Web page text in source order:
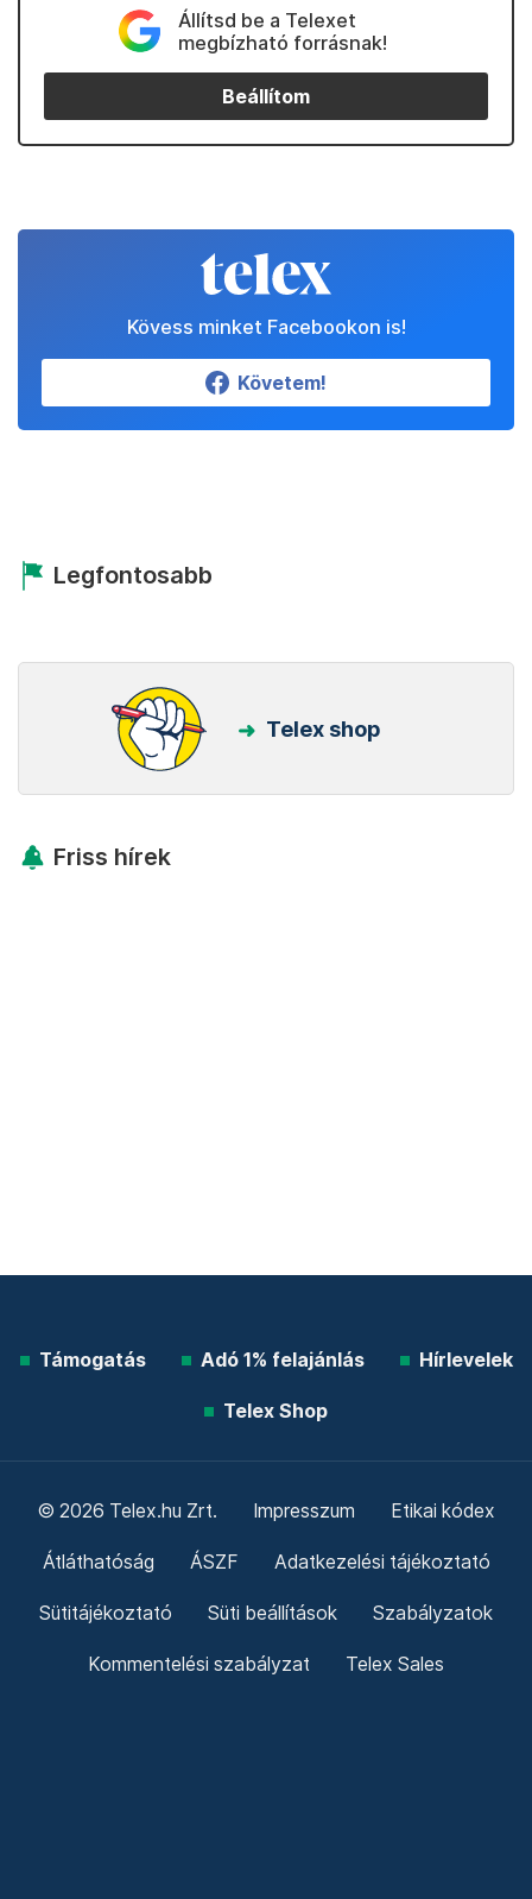
Állítsd be a Telexet
megbízható forrásnak!
Beállítom
Kövess minket Facebookon is!
Követem!
Legfontosabb
Telex shop
Friss hírek
Támogatás Adó 1% felajánlás Hírlevelek
Telex Shop
© 2026 Telex.hu Zrt. Impresszum Etikai kódex
Átláthatóság ÁSZF Adatkezelési tájékoztató
Sütitájékoztató Süti beállítások Szabályzatok
Kommentelési szabályzat Telex Sales